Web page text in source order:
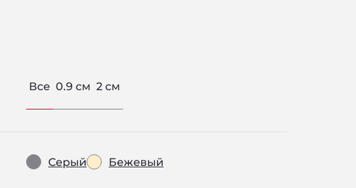
Все 0.9 см 2 см
Серый Бежевый